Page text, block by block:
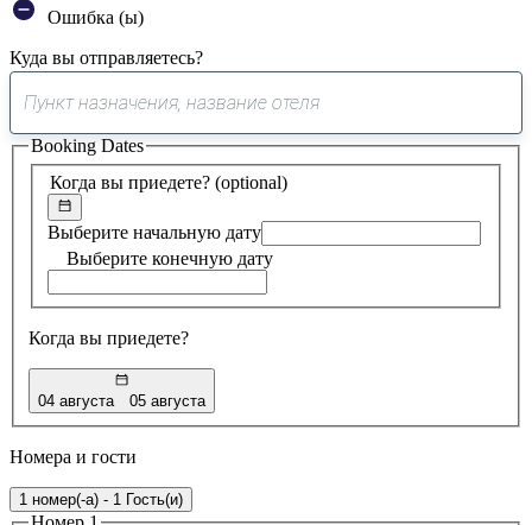
Ошибка (ы)
Куда вы отправляетесь?
0
предложение
найдено
Когда вы приедете? (optional)
Выберите начальную дату
Выберите конечную дату
Когда вы приедете?
04 августа 05 августа
Booking Dates
Номера и гости
1 номер(-а) - 1 Гость(и)